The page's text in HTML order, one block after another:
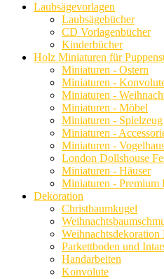
Laubsägevorlagen
Laubsägebücher
CD Vorlagenbücher
Kinderbücher
Holz Miniaturen für
Miniaturen - Ostern
Miniaturen -
Miniaturen -
Miniaturen - Möbel
Miniaturen - Spielzeug
Miniaturen -
Miniaturen -
London Dollshouse
Miniaturen - Häuser
Miniaturen - Premium
Dekoration
Christbaumkugel
Weihnachtsdekoration
Parkettboden und
Handarbeiten
Konvolute